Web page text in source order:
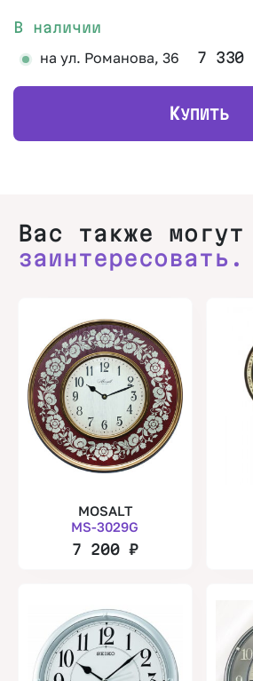
В наличии
на ул. Романова, 36 7 330
КУПИТЬ
Вас также могут
заинтересовать.
MOSALT
MS-3029G
7 200 ₽